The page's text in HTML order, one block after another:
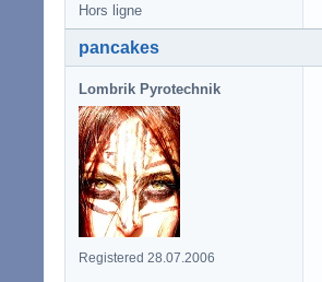
Hors ligne
pancakes
Lombrik Pyrotechnik
Registered 28.07.2006